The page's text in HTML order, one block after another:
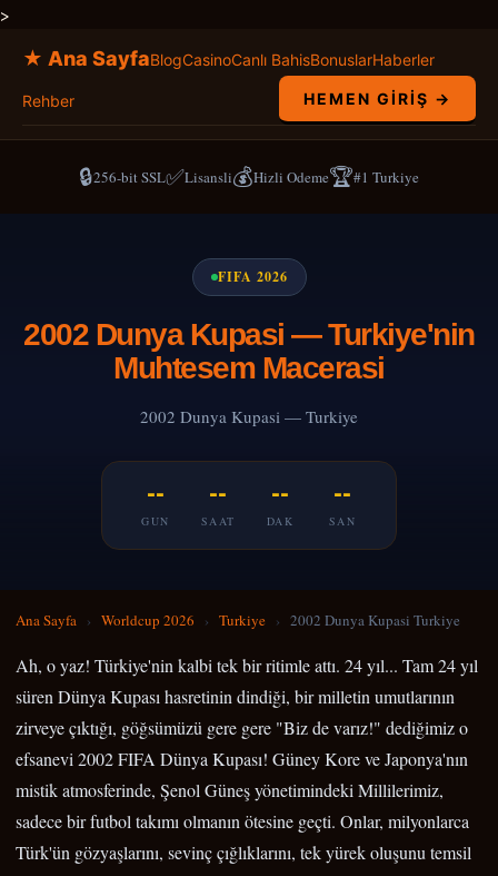
>
★ Ana SayfaBlogCasinoCanlı BahisBonuslarHaberler
Rehber HEMEN GIRIŞ →
🔒256-bit SSL✅Lisansli💰Hizli Odeme🏆#1 Turkiye
FIFA 2026
2002 Dunya Kupasi — Turkiye'nin
Muhtesem Macerasi
2002 Dunya Kupasi — Turkiye
--
GUN
--
SAAT
--
DAK
--
SAN
Ana Sayfa › Worldcup 2026 › Turkiye › 2002 Dunya Kupasi Turkiye
Ah, o yaz! Türkiye'nin kalbi tek bir ritimle attı. 24 yıl... Tam 24 yıl
süren Dünya Kupası hasretinin dindiği, bir milletin umutlarının
zirveye çıktığı, göğsümüzü gere gere "Biz de varız!" dediğimiz o
efsanevi 2002 FIFA Dünya Kupası! Güney Kore ve Japonya'nın
mistik atmosferinde, Şenol Güneş yönetimindeki Millilerimiz,
sadece bir futbol takımı olmanın ötesine geçti. Onlar, milyonlarca
Türk'ün gözyaşlarını, sevinç çığlıklarını, tek yürek oluşunu temsil